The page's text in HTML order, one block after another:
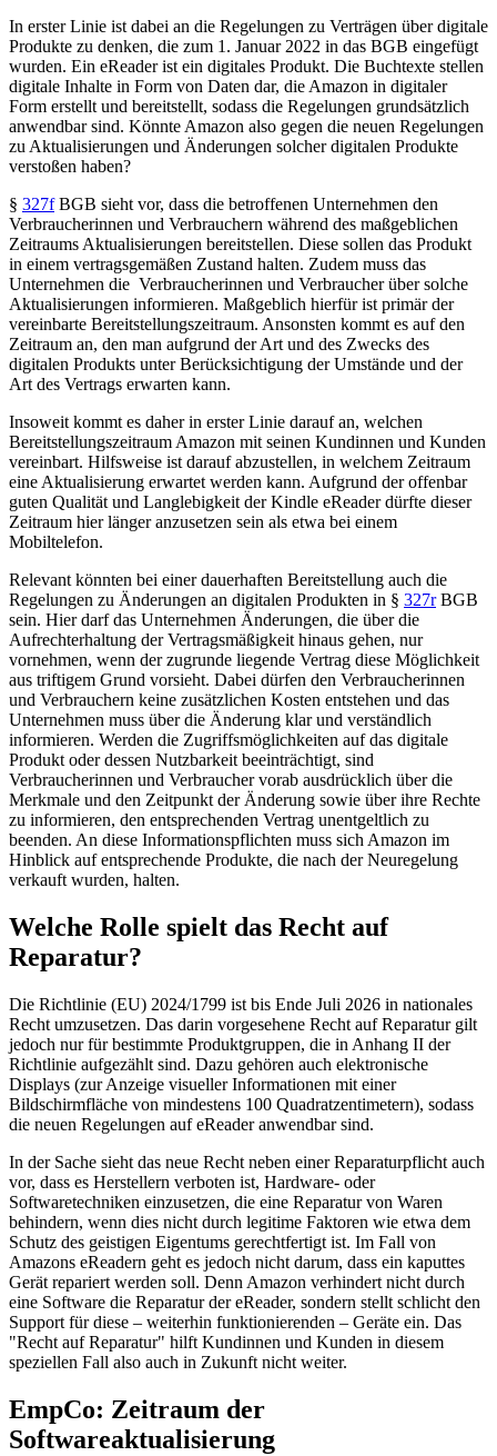
In erster Linie ist dabei an die Regelungen zu Verträgen über digitale
Produkte zu denken, die zum 1. Januar 2022 in das BGB eingefügt
wurden. Ein eReader ist ein digitales Produkt. Die Buchtexte stellen
digitale Inhalte in Form von Daten dar, die Amazon in digitaler
Form erstellt und bereitstellt, sodass die Regelungen grundsätzlich
anwendbar sind. Könnte Amazon also gegen die neuen Regelungen
zu Aktualisierungen und Änderungen solcher digitalen Produkte
verstoßen haben?
§ 327fBGB sieht vor, dass die betroffenen Unternehmen den
Verbraucherinnen und Verbrauchern während des maßgeblichen
Zeitraums Aktualisierungen bereitstellen. Diese sollen das Produkt
in einem vertragsgemäßen Zustand halten. Zudem muss das
Unternehmen die Verbraucherinnen und Verbraucher über solche
Aktualisierungen informieren. Maßgeblich hierfür ist primär der
vereinbarte Bereitstellungszeitraum. Ansonsten kommt es auf den
Zeitraum an, den man aufgrund der Art und des Zwecks des
digitalen Produkts unter Berücksichtigung der Umstände und der
Art des Vertrags erwarten kann.
Insoweit kommt es daher in erster Linie darauf an, welchen
Bereitstellungszeitraum Amazon mit seinen Kundinnen und Kunden
vereinbart. Hilfsweise ist darauf abzustellen, in welchem Zeitraum
eine Aktualisierung erwartet werden kann. Aufgrund der offenbar
guten Qualität und Langlebigkeit der Kindle eReader dürfte dieser
Zeitraum hier länger anzusetzen sein als etwa bei einem
Mobiltelefon.
Relevant könnten bei einer dauerhaften Bereitstellung auch die
Regelungen zu Änderungen an digitalen Produkten in § 327rBGB
sein. Hier darf das Unternehmen Änderungen, die über die
Aufrechterhaltung der Vertragsmäßigkeit hinaus gehen, nur
vornehmen, wenn der zugrunde liegende Vertrag diese Möglichkeit
aus triftigem Grund vorsieht. Dabei dürfen den Verbraucherinnen
und Verbrauchern keine zusätzlichen Kosten entstehen und das
Unternehmen muss über die Änderung klar und verständlich
informieren. Werden die Zugriffsmöglichkeiten auf das digitale
Produkt oder dessen Nutzbarkeit beeinträchtigt, sind
Verbraucherinnen und Verbraucher vorab ausdrücklich über die
Merkmale und den Zeitpunkt der Änderung sowie über ihre Rechte
zu informieren, den entsprechenden Vertrag unentgeltlich zu
beenden. An diese Informationspflichten muss sich Amazon im
Hinblick auf entsprechende Produkte, die nach der Neuregelung
verkauft wurden, halten.
Welche Rolle spielt das Recht auf
Reparatur?
Die Richtlinie (EU) 2024/1799 ist bis Ende Juli 2026 in nationales
Recht umzusetzen. Das darin vorgesehene Recht auf Reparatur gilt
jedoch nur für bestimmte Produktgruppen, die in Anhang II der
Richtlinie aufgezählt sind. Dazu gehören auch elektronische
Displays (zur Anzeige visueller Informationen mit einer
Bildschirmfläche von mindestens 100 Quadratzentimetern), sodass
die neuen Regelungen auf eReader anwendbar sind.
In der Sache sieht das neue Recht neben einer Reparaturpflicht auch
vor, dass es Herstellern verboten ist, Hardware- oder
Softwaretechniken einzusetzen, die eine Reparatur von Waren
behindern, wenn dies nicht durch legitime Faktoren wie etwa dem
Schutz des geistigen Eigentums gerechtfertigt ist. Im Fall von
Amazons eReadern geht es jedoch nicht darum, dass ein kaputtes
Gerät repariert werden soll. Denn Amazon verhindert nicht durch
eine Software die Reparatur der eReader, sondern stellt schlicht den
Support für diese – weiterhin funktionierenden – Geräte ein. Das
"Recht auf Reparatur" hilft Kundinnen und Kunden in diesem
speziellen Fall also auch in Zukunft nicht weiter.
EmpCo: Zeitraum der
Softwareaktualisierung